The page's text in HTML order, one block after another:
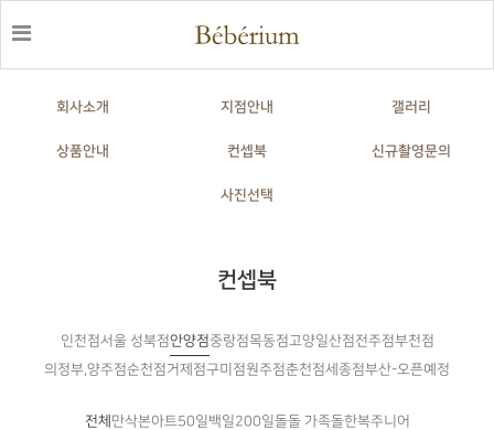
회사소개 지점안내 갤러리
상품안내 컨셉북 신규촬영문의
사진선택
컨셉북
인천점서울 성북점안양점중랑점목동점 고양일산점 전주점부천점
의정부,양주점순천점 거제점구미점원주점춘천점세종점부산-오픈예정
전체 만삭본아트 50일 백일 200일돌돌 가족돌한복주니어